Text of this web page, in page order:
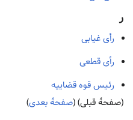
ر
رأی غیابی
رأی قطعی
رئیس قوه قضاییه
(صفحهٔ قبلی) (صفحهٔ بعدی)